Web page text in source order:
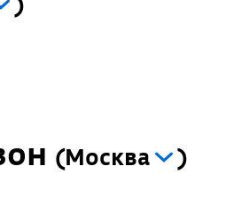
(Москва )